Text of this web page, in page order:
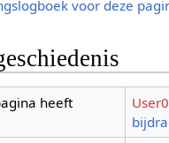
voor deze
heeft